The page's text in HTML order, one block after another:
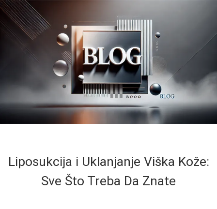
Liposukcija i Uklanjanje Viška Kože:
Sve Što Treba Da Znate